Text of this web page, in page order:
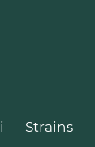
Strains